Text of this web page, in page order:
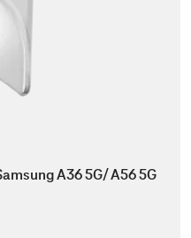
A36 5G/ A56 5G